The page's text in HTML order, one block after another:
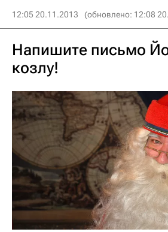
12:05 20.11.2013 (обновлено: 12:08
Напишите письмо
козлу!